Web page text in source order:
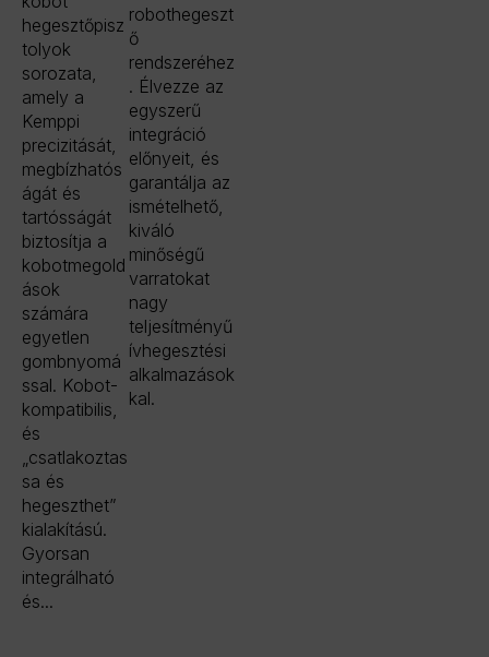
hegesztőpisz
tolyok
sorozata,
amely a
Kemppi
precizitását,
megbízhatós
ágát és
tartósságát
biztosítja a
kobotmegold
ások
számára
egyetlen
gombnyomá
ssal. Kobot-
kompatibilis,
és
„csatlakoztas
sa és
hegeszthet”
kialakítású.
Gyorsan
integrálható
és...
robothegeszt
ő
rendszeréhez
. Élvezze az
egyszerű
integráció
előnyeit, és
garantálja az
ismételhető,
kiváló
minőségű
varratokat
nagy
teljesítményű
ívhegesztési
alkalmazások
kal.